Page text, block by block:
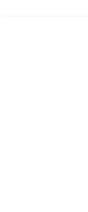
Ürün resmi
Ürün
Ürün
Ürün fiyatı
Bu ürüne